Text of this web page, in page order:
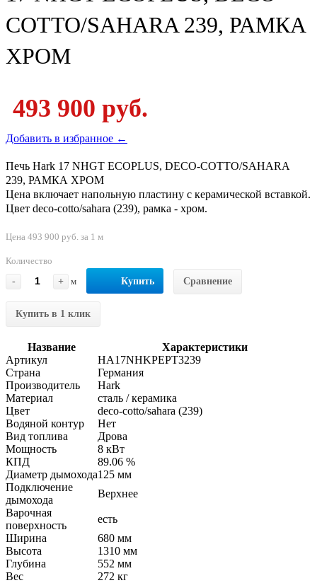
COTTO/SAHARA 239, РАМКА
ХРОМ
493 900 руб.
Добавить в избранное ←
Печь Hark 17 NHGT ECOPLUS, DECO-COTTO/SAHARA
239, РАМКА ХРОМ
Цена включает напольную пластину с керамической вставкой.
Цвет deco-cotto/sahara (239), рамка - хром.
Цена 493 900 руб. за 1 м
Количество
-
+ м Купить Сравнение
Купить в 1 клик
Название
Характеристики
Артикул
HA17NHKPEPT3239
Страна
Германия
Производитель
Hark
Материал
сталь / керамика
Цвет
deco-cotto/sahara (239)
Водяной контур
Нет
Вид топлива
Дрова
Мощность
8 кВт
КПД
89.06 %
Диаметр дымохода125 мм
Подключение
дымохода
Верхнее
Варочная
поверхность
есть
Ширина
680 мм
Высота
1310 мм
Глубина
552 мм
Вес
272 кг